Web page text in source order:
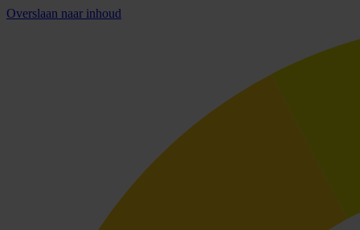
Overslaan naar inhoud